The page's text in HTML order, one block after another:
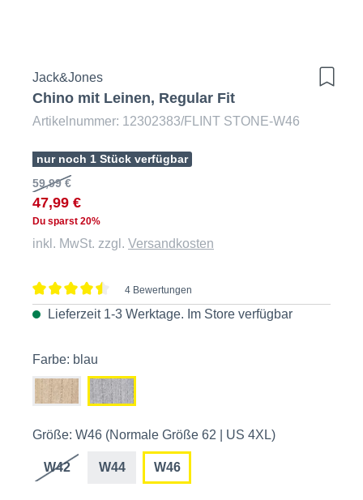
Jack&Jones
Chino mit Leinen, Regular Fit
Artikelnummer: 12302383/FLINT STONE-W46
nur noch 1 Stück verfügbar
59,99 €
47,99 €
Du sparst 20%
inkl. MwSt. zzgl. Versandkosten
Durchschnittliche Bewertung von 4.5 von 5 Sternen
4 Bewertungen
Lieferzeit 1-3 Werktage. Im Store verfügbar
Farbe: blau
Größe: W46 (Normale Größe 62 | US 4XL)
W42 W44 W46